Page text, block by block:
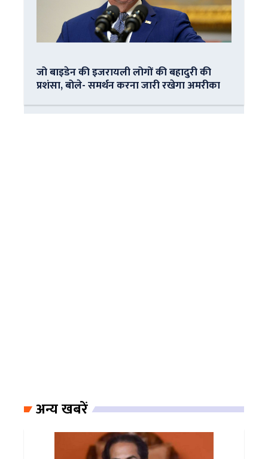
जो बाइडेन की इजरायली लोगों की बहादुरी की
प्रशंसा, बोले- समर्थन करना जारी रखेगा अमरीका
अन्य खबरें